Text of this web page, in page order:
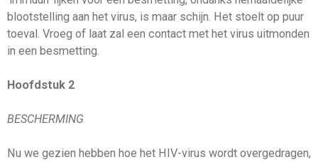
blootstelling aan het virus, is maar schijn. Het stoelt op puur
toeval. Vroeg of laat zal een contact met het virus uitmonden
in een besmetting.
Hoofdstuk 2
BESCHERMING
Nu we gezien hebben hoe het HIV-virus wordt overgedragen,